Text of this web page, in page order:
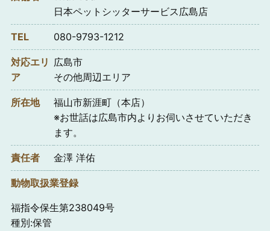
日本ペットシッターサービス広島店
TEL 080-9793-1212
対応エリ
ア
広島市
その他周辺エリア
所在地
福山市新涯町（本店）
※お世話は広島市内よりお伺いさせていただき
ます。
責任者 金澤 洋佑
動物取扱業登録
福指令保生第238049号
種別:保管